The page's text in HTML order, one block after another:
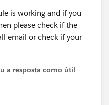
is working and if you
please check if the
email or check if your
a resposta como útil